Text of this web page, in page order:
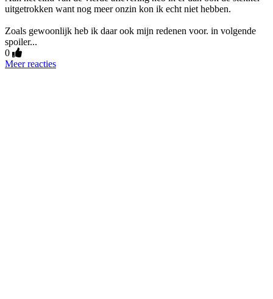
uitgetrokken want nog meer onzin kon ik echt niet hebben.
Zoals gewoonlijk heb ik daar ook mijn redenen voor. in volgende
spoiler...
0
Meer reacties